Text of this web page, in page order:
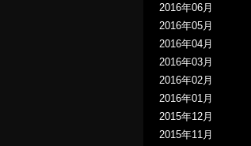
2016年06月
2016年05月
2016年04月
2016年03月
2016年02月
2016年01月
2015年12月
2015年11月